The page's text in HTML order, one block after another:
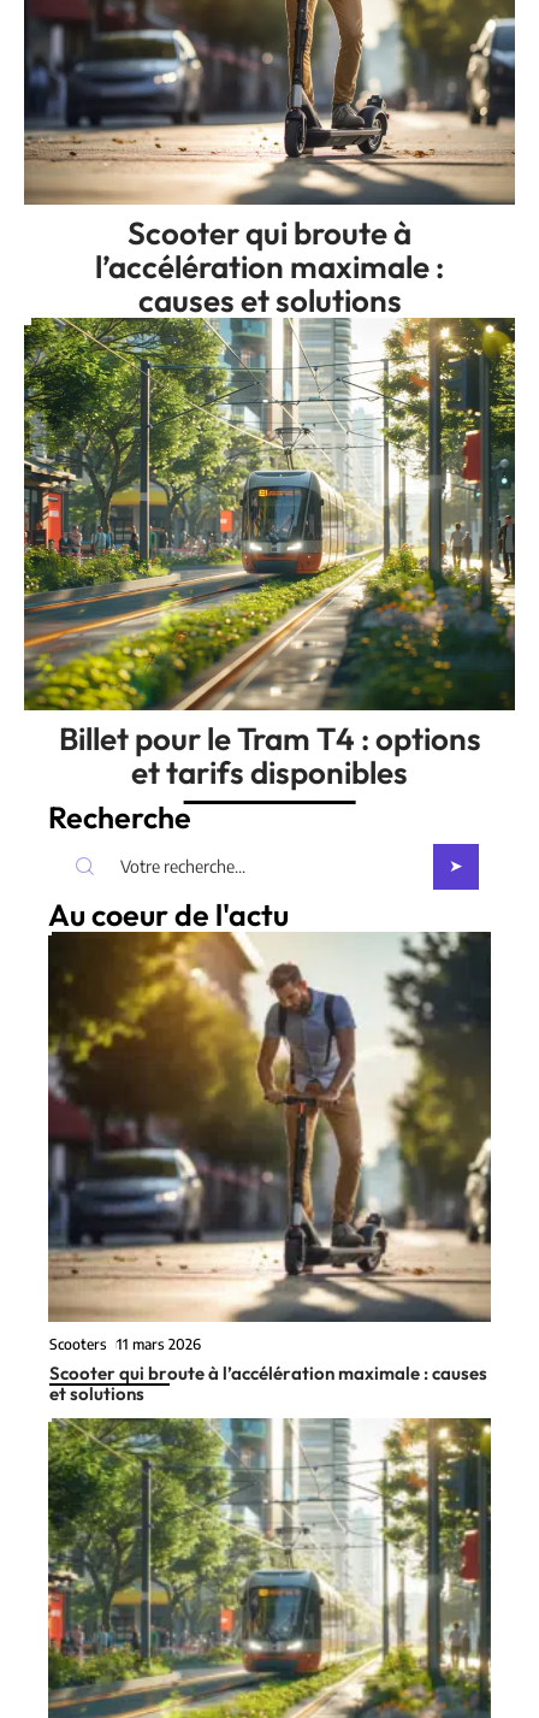
Scooter qui broute à
l’accélération maximale :
causes et solutions
Billet pour le Tram T4 : options
et tarifs disponibles
Recherche
Au coeur de l'actu
Scooters 11 mars 2026
Scooter qui broute à l’accélération maximale : causes
et solutions